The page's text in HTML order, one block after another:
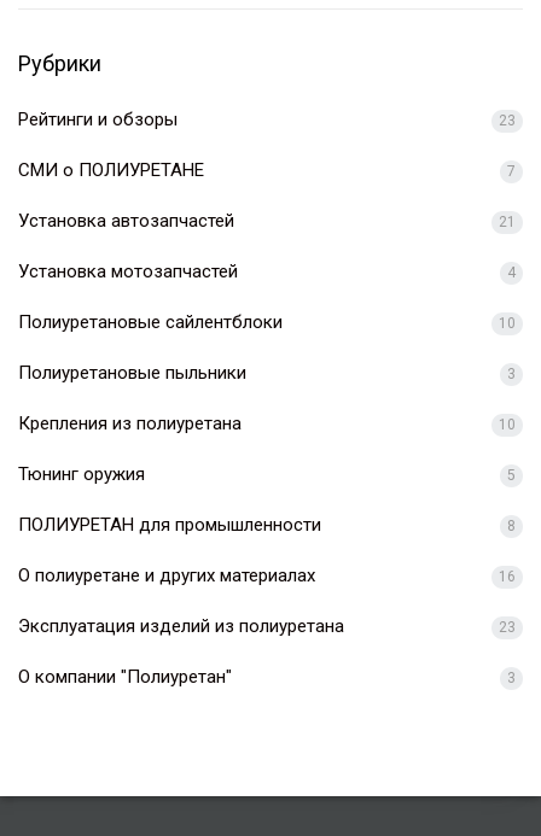
Рубрики
Рейтинги и обзоры 23
СМИ о ПОЛИУРЕТАНЕ 7
Установка автозапчастей 21
Установка мотозапчастей 4
Полиуретановые сайлентблоки 10
Полиуретановые пыльники 3
Крепления из полиуретана 10
Тюнинг оружия 5
ПОЛИУРЕТАН для промышленности 8
О полиуретане и других материалах 16
Эксплуатация изделий из полиуретана 23
О компании "Полиуретан" 3